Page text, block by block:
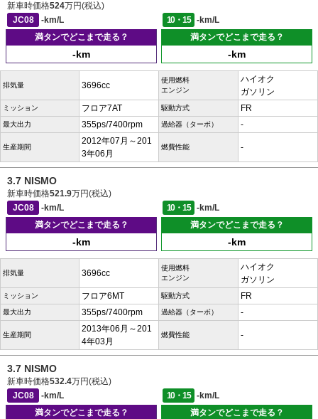
新車時価格524万円(税込)
JC08
-km/L 10・15
-km/L
満タンでどこまで走る？
-km
満タンでどこまで走る？
-km
排気量 3696cc
使用燃料
エンジン
ハイオク
ガソリン
ミッション フロア7AT 駆動方式 FR
最大出力 355ps/7400rpm 過給器（ターボ） -
生産期間
2012年07月～201
3年06月
燃費性能 -
3.7 NISMO
新車時価格521.9万円(税込)
JC08
-km/L 10・15
-km/L
満タンでどこまで走る？
-km
満タンでどこまで走る？
-km
排気量 3696cc
使用燃料
エンジン
ハイオク
ガソリン
ミッション フロア6MT 駆動方式 FR
最大出力 355ps/7400rpm 過給器（ターボ） -
生産期間
2013年06月～201
4年03月
燃費性能 -
3.7 NISMO
新車時価格532.4万円(税込)
JC08
-km/L 10・15
-km/L
満タンでどこまで走る？
満タンでどこまで走る？